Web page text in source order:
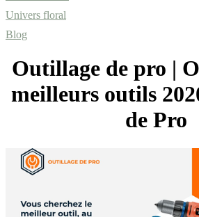
Univers floral
Blog
Outillage de pro |
meilleurs outils
de Pro